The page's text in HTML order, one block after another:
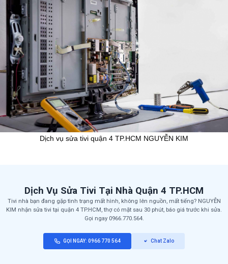
Dịch vụ sửa tivi quận 4 TP.HCM NGUYỄN KIM
Dịch Vụ Sửa Tivi Tại Nhà Quận 4 TP.HCM
Tivi nhà bạn đang gặp tình trạng mất hình, không lên nguồn, mất tiếng? NGUYỄN
KIM nhận sửa tivi tại quận 4 TP.HCM, thợ có mặt sau 30 phút, báo giá trước khi sửa.
Gọi ngay 0966.770.564.
GỌI NGAY: 0966 770 564 Chat Zalo